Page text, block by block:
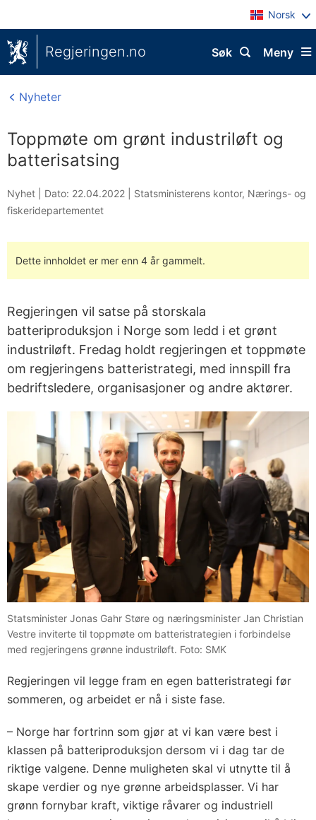
Norsk
Regjeringen.no Meny
Søk
Nyheter
Toppmøte om grønt industriløft og
batterisatsing
Nyhet | Dato: 22.04.2022 Statsministerens kontor, Nærings- og
fiskeridepartementet
Dette innholdet er mer enn 4 år gammelt.
Regjeringen vil satse på storskala
batteriproduksjon i Norge som ledd i et grønt
industriløft. Fredag holdt regjeringen et toppmøte
om regjeringens batteristrategi, med innspill fra
bedriftsledere, organisasjoner og andre aktører.
Statsminister Jonas Gahr Støre og næringsminister Jan Christian
Vestre inviterte til toppmøte om batteristrategien i forbindelse
med regjeringens grønne industriløft. Foto: SMK
Regjeringen vil legge fram en egen batteristrategi før
sommeren, og arbeidet er nå i siste fase.
– Norge har fortrinn som gjør at vi kan være best i
klassen på batteriproduksjon dersom vi i dag tar de
riktige valgene. Denne muligheten skal vi utnytte til å
skape verdier og nye grønne arbeidsplasser. Vi har
grønn fornybar kraft, viktige råvarer og industriell